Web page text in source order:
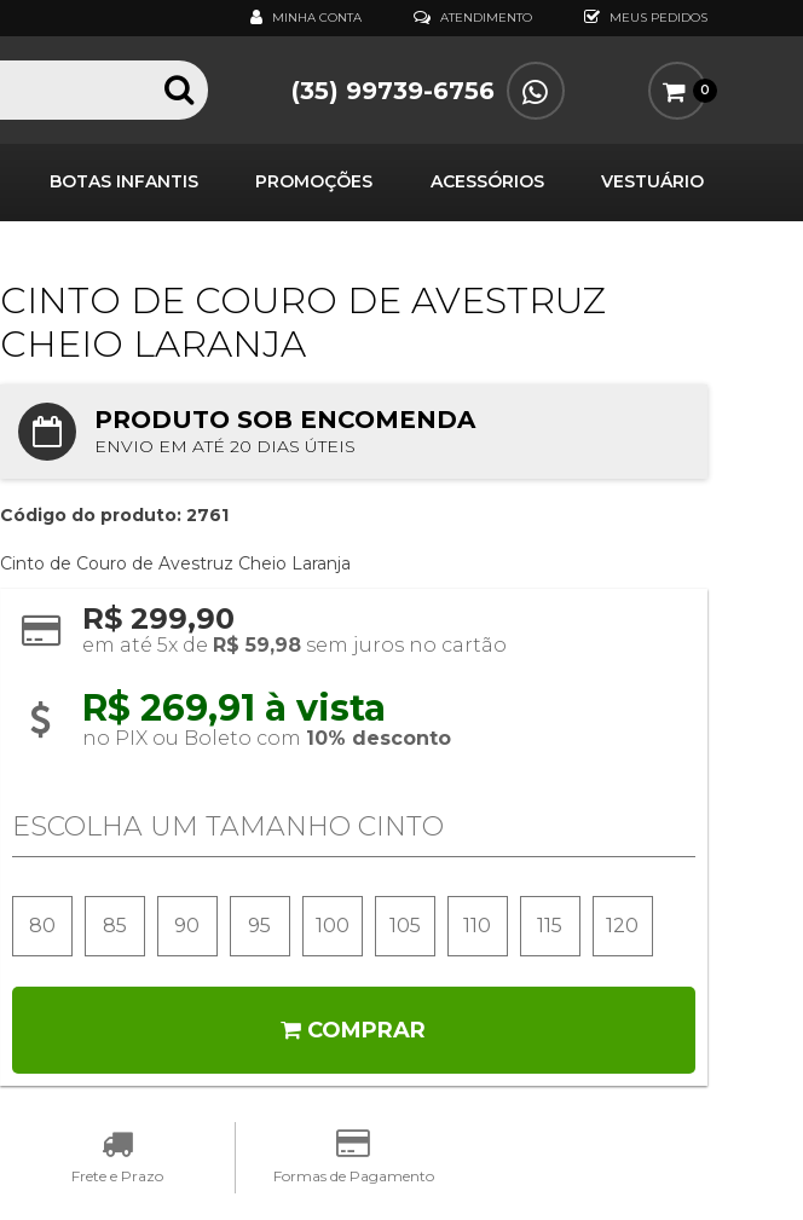
MINHA CONTA ATENDIMENTO MEUS PEDIDOS
(35) 99739-6756 0
BOTAS INFANTIS PROMOÇÕES ACESSÓRIOS VESTUÁRIO
CINTO DE COURO DE AVESTRUZ
CHEIO LARANJA
PRODUTO SOB ENCOMENDA
ENVIO EM ATÉ 20 DIAS ÚTEIS
Código do produto: 2761
Cinto de Couro de Avestruz Cheio Laranja
R$ 299,90
em até 5x de R$ 59,98 sem juros no cartão
R$ 269,91 à vista
no PIX ou Boleto com 10% desconto
ESCOLHA UM TAMANHO CINTO
80 85 90 95 100 105 110 115 120
COMPRAR
Frete e Prazo Formas de Pagamento